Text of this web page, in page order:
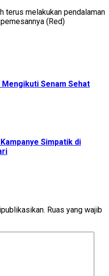
terus melakukan pendalaman
(Red)
Senam Sehat
Simpatik di
Ruas yang wajib